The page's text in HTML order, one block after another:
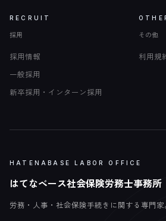
RECRUIT
採用
採用情報
一般採用
新卒採用・インターン採用
その他
利用規
HATENABASE LABOR OFFICE
はてなベース社会保険労務士事務所
労務・人事・社会保険手続きに関する専門家